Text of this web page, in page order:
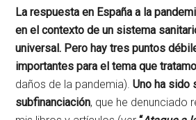
La respuesta en España a la
en el contexto de un sistema
universal. Pero hay tres puntos
importantes para el tema que
daños de la pandemia).Uno ha sido
subfinanciación, que he denunciado